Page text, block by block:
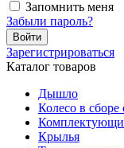
Запомнить меня
Забыли пароль?
Войти
Зарегистрироваться
Каталог товаров
Дышло
Колесо в сборе
Крылья